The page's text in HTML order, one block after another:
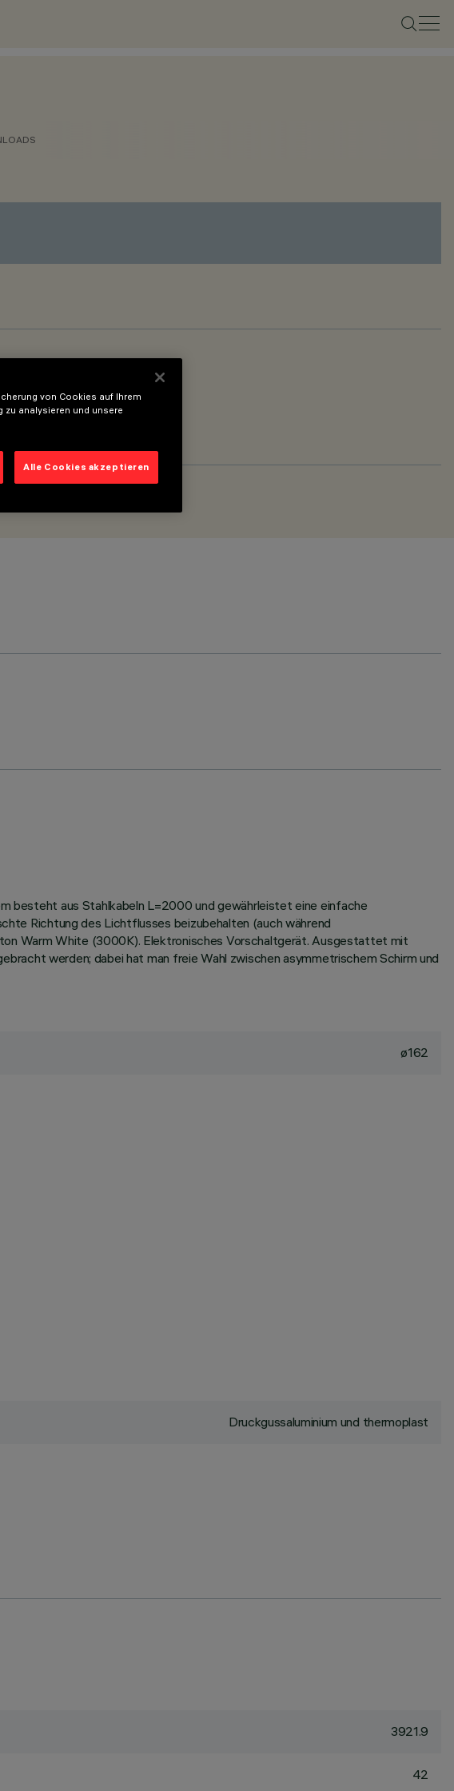
besteht aus Stahlkabeln L=2000 und gewährleistet eine einfache
Richtung des Lichtflusses beizubehalten (auch während
Warm White (3000K). Elektronisches Vorschaltgerät. Ausgestattet mit
werden; dabei hat man freie Wahl zwischen asymmetrischem Schirm und
ø162
Druckgussaluminium und thermoplast
3921.9
42
von Cookies auf Ihrem
zu analysieren und unsere
Alle Cookies akzeptieren